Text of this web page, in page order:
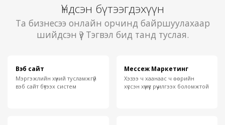
Үндсэн бүтээгдэхүүн
Та бизнесээ онлайн орчинд байршуулахаар
шийдсэн үү? Тэгвэл бид танд туслая.
Вэб сайт
Мэргэжлийн хүний тусламжгүй
вэб сайт бүтээх систем
Мессеж Маркетинг
Хэзээ ч хаанаас ч өөрийн
хүссэн хүмүүс рүү илгээх боломжтой